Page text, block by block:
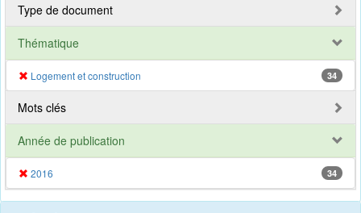
Type de document
Thématique
Logement et construction 34
Mots clés
Année de publication
2016 34